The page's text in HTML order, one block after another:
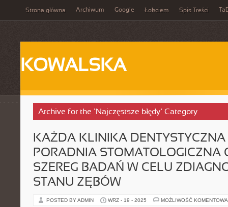
Strona główna Archiwum Google Łokciem Spis Treści
KOWALSKA
Archive for the ‘Najczęstsze błędy’ Category
KAŻDA KLINIKA DENTYSTYCZNA
PORADNIA STOMATOLOGICZNA
SZEREG BADAŃ W CELU
STANU ZĘBÓW
POSTED BY ADMIN WRZ - 19 - 2025 MOŻLIWOŚĆ